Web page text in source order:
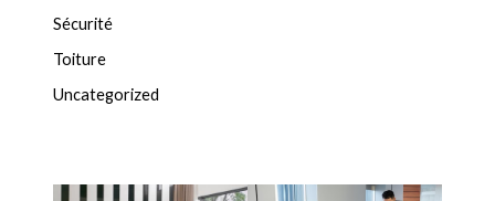
Sécurité
Toiture
Uncategorized